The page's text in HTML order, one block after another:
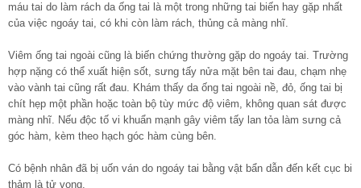
máu tai do làm rách da ống tai là một trong những tai biến hay gặp nhất
của việc ngoáy tai, có khi còn làm rách, thủng cả màng nhĩ.
Viêm ống tai ngoài cũng là biến chứng thường gặp do ngoáy tai. Trường
hợp nặng có thể xuất hiện sốt, sưng tấy nửa mặt bên tai đau, chạm nhẹ
vào vành tai cũng rất đau. Khám thấy da ống tai ngoài nề, đỏ, ống tai bị
chít hẹp một phần hoặc toàn bộ tùy mức độ viêm, không quan sát được
màng nhĩ. Nếu độc tố vi khuẩn mạnh gây viêm tấy lan tỏa làm sưng cả
góc hàm, kèm theo hạch góc hàm cùng bên.
Có bệnh nhân đã bị uốn ván do ngoáy tai bằng vật bẩn dẫn đến kết cục bi
thảm là tử vong.